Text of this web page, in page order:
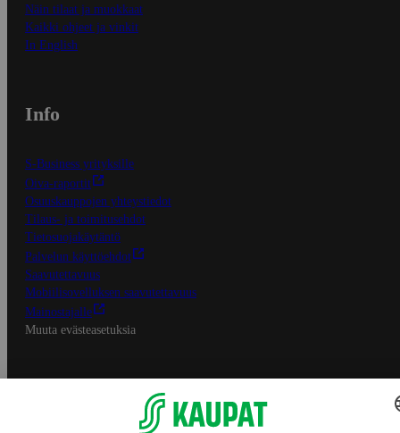
Näin tilaat ja muokkaat
Kaikki ohjeet ja vinkit
In English
Info
S-Business yrityksille
Oiva-raportit
Osuuskauppojen yhteystiedot
Tilaus- ja toimitusehdot
Tietosuojakäytäntö
Palvelun käyttöehdot
Saavutettavuus
Mobiilisovelluksen saavutettavuus
Mainostajalle
Muuta evästeasetuksia
S-ryhmän palvelut